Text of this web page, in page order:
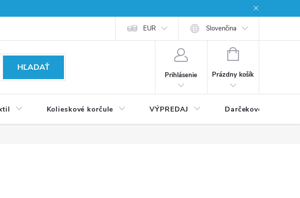
EUR Slovenčina
HĽADAŤ
Prihlásenie
NÁKUPNÝ
Prázdny košík
Kolieskové korčule VÝPREDAJ Darčekové poukážky